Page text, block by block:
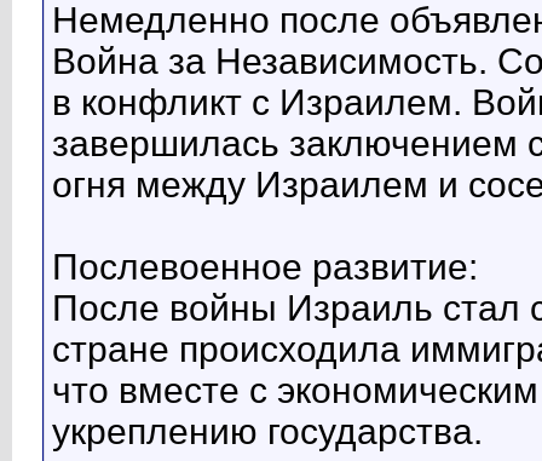
Немедленно после
Война за Независимость.
в конфликт с Израилем.
завершилась заключением
огня между Израилем и
Послевоенное развитие:
После войны Израиль стал
стране происходила
что вместе с
укреплению государства.